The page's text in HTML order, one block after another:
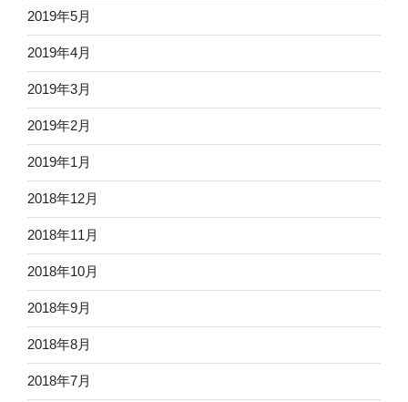
2019年5月
2019年4月
2019年3月
2019年2月
2019年1月
2018年12月
2018年11月
2018年10月
2018年9月
2018年8月
2018年7月